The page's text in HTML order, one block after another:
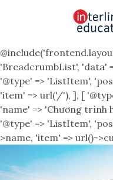
'BreadcrumbList', 'data'
'@type' => 'ListItem',
'item' => url('/'), ], [
'name' => 'Chương
'@type' => 'ListItem',
>name, 'item' => url()-